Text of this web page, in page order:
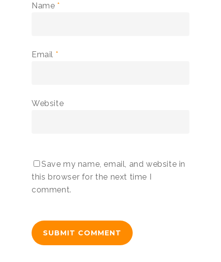
Name *
Email *
Website
Save my name, email, and website in
this browser for the next time I
comment.